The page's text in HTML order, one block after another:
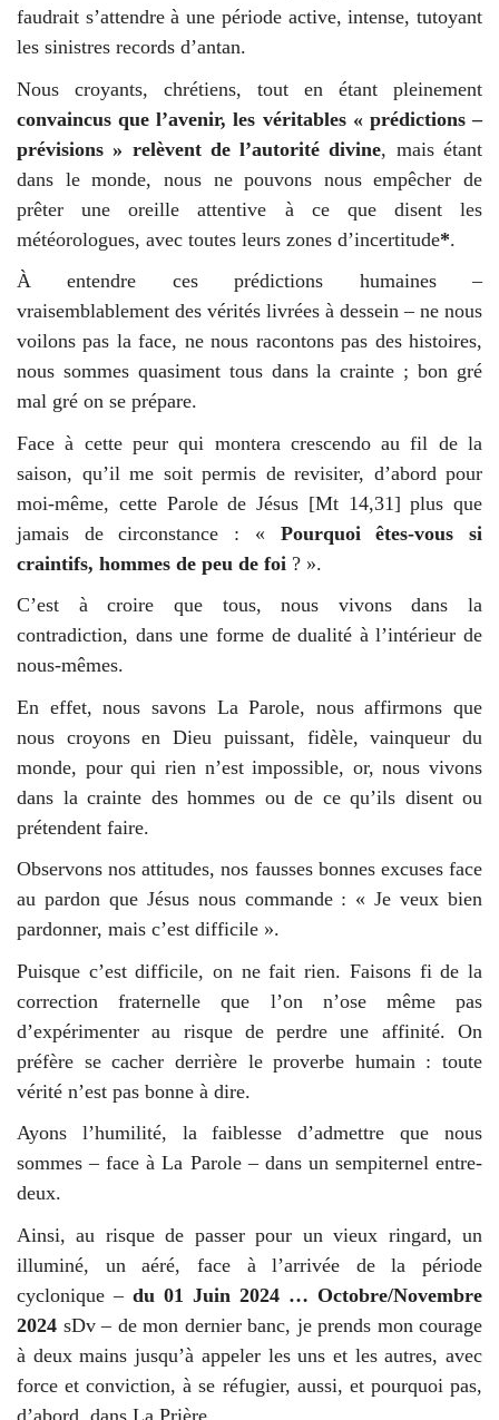
faudrait s’attendre à une période active, intense, tutoyant
les sinistres records d’antan.
Nous croyants, chrétiens, tout en étant pleinement
convaincus que l’avenir, les véritables « prédictions –
prévisions » relèvent de l’autorité divine, mais étant
dans le monde, nous ne pouvons nous empêcher de
prêter une oreille attentive à ce que disent les
météorologues, avec toutes leurs zones d’incertitude*.
À entendre ces prédictions humaines –
vraisemblablement des vérités livrées à dessein – ne nous
voilons pas la face, ne nous racontons pas des histoires,
nous sommes quasiment tous dans la crainte ; bon gré
mal gré on se prépare.
Face à cette peur qui montera crescendo au fil de la
saison, qu’il me soit permis de revisiter, d’abord pour
moi-même, cette Parole de Jésus [Mt 14,31] plus que
jamais de circonstance : « Pourquoi êtes-vous si
craintifs, hommes de peu de foi ? ».
C’est à croire que tous, nous vivons dans la
contradiction, dans une forme de dualité à l’intérieur de
nous-mêmes.
En effet, nous savons La Parole, nous affirmons que
nous croyons en Dieu puissant, fidèle, vainqueur du
monde, pour qui rien n’est impossible, or, nous vivons
dans la crainte des hommes ou de ce qu’ils disent ou
prétendent faire.
Observons nos attitudes, nos fausses bonnes excuses face
au pardon que Jésus nous commande : « Je veux bien
pardonner, mais c’est difficile ».
Puisque c’est difficile, on ne fait rien. Faisons fi de la
correction fraternelle que l’on n’ose même pas
d’expérimenter au risque de perdre une affinité. On
préfère se cacher derrière le proverbe humain : toute
vérité n’est pas bonne à dire.
Ayons l’humilité, la faiblesse d’admettre que nous
sommes – face à La Parole – dans un sempiternel entre-
deux.
Ainsi, au risque de passer pour un vieux ringard, un
illuminé, un aéré, face à l’arrivée de la période
cyclonique – du 01 Juin 2024 … Octobre/Novembre
2024 sDv – de mon dernier banc, je prends mon courage
à deux mains jusqu’à appeler les uns et les autres, avec
force et conviction, à se réfugier, aussi, et pourquoi pas,
d’abord, dans La Prière.